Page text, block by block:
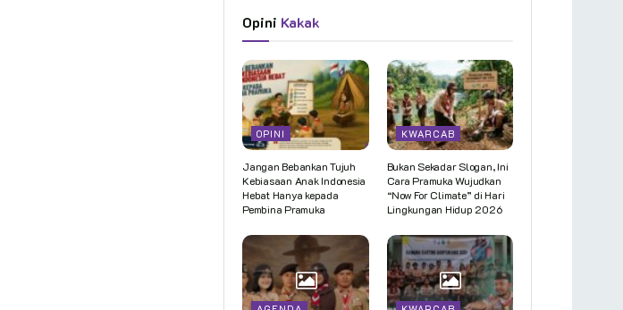
Opini Kakak
OPINI
Jangan Bebankan Tujuh
Kebiasaan Anak Indonesia
Hebat Hanya kepada
Pembina Pramuka
KWARCAB
Bukan Sekadar Slogan, Ini
Cara Pramuka Wujudkan
“Now For Climate” di Hari
Lingkungan Hidup 2026